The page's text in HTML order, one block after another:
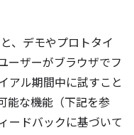
、デモやプロトタイ
ーザーがブラウザでフ
アル期間中に試すこと
能な機能（下記を参
ードバックに基づいて